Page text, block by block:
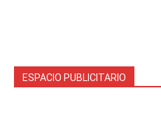
ESPACIO PUBLICITARIO